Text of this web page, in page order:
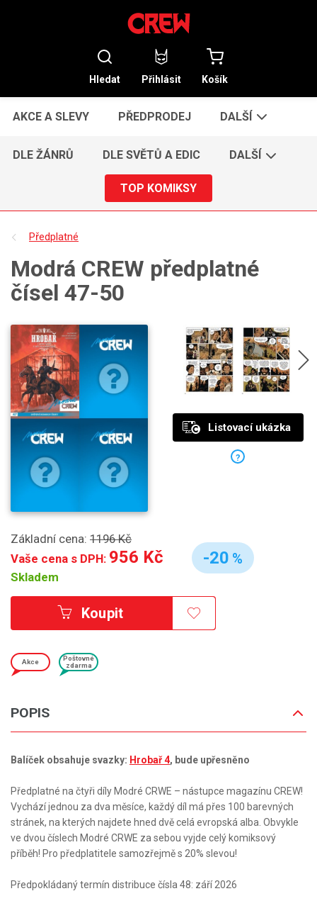
Hledat Přihlásit Košík
AKCE A SLEVY PŘEDPRODEJ DALŠÍ
DLE ŽÁNRŮ DLE SVĚTŮ A EDIC DALŠÍ
TOP KOMIKSY
Předplatné
Modrá CREW předplatné
čísel 47-50
Základní cena: 1196 Kč
Vaše cena s DPH: 956 Kč
Skladem
-20 %
Koupit
Akce
Poštovné
zdarma
POPIS
Balíček obsahuje svazky: Hrobař 4, bude upřesněno
Předplatné na čtyři díly Modré CRWE – nástupce magazínu CREW!
Vychází jednou za dva měsíce, každý díl má přes 100 barevných
stránek, na kterých najdete hned dvě celá evropská alba. Obvykle
ve dvou číslech Modré CRWE za sebou vyjde celý komiksový
příběh! Pro předplatitele samozřejmě s 20% slevou!
Předpokládaný termín distribuce čísla 48: září 2026
Listovací ukázka
?